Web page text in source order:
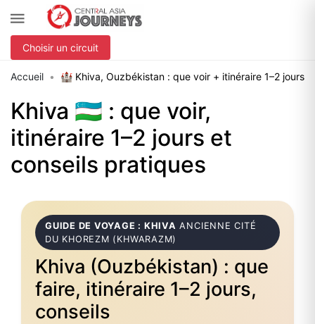
Choisir un circuit
Accueil 🏰 Khiva, Ouzbékistan : que voir + itinéraire 1–2 jours
Khiva 🇺🇿 : que voir,
itinéraire 1–2 jours et
conseils pratiques
GUIDE DE VOYAGE : KHIVA ANCIENNE CITÉ
DU KHOREZM (KHWARAZM)
Khiva (Ouzbékistan) : que
faire, itinéraire 1–2 jours,
conseils